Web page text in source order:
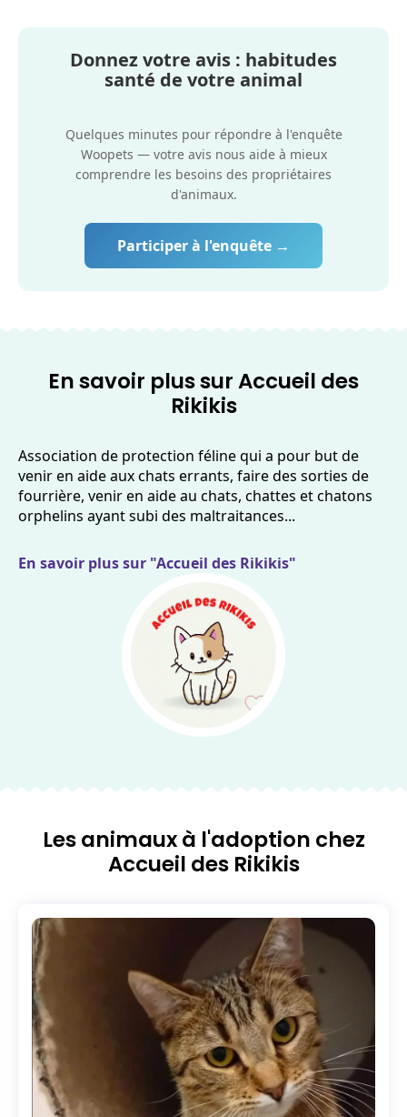
Donnez votre avis : habitudes
santé de votre animal
Quelques minutes pour répondre à l'enquête
Woopets — votre avis nous aide à mieux
comprendre les besoins des propriétaires
d'animaux.
Participer à l'enquête →
En savoir plus sur Accueil des
Rikikis
Association de protection féline qui a pour but de
venir en aide aux chats errants, faire des sorties de
fourrière, venir en aide au chats, chattes et chatons
orphelins ayant subi des maltraitances...
En savoir plus sur "Accueil des Rikikis"
Les animaux à l'adoption chez
Accueil des Rikikis